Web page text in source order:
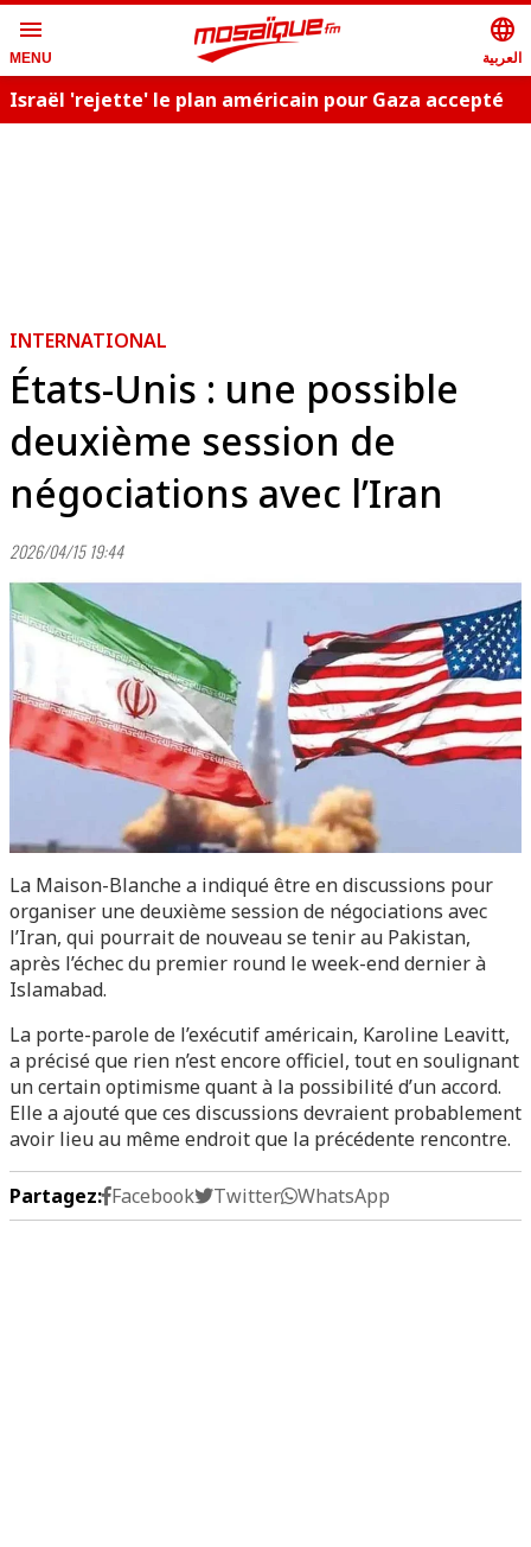
menu
MENU
language
العربية
Israël 'rejette' le plan américain pour Gaza accepté
INTERNATIONAL
États-Unis : une possible
deuxième session de
négociations avec l’Iran
2026/04/15 19:44
La Maison-Blanche a indiqué être en discussions pour
organiser une deuxième session de négociations avec
l’Iran, qui pourrait de nouveau se tenir au Pakistan,
après l’échec du premier round le week-end dernier à
Islamabad.
La porte-parole de l’exécutif américain, Karoline Leavitt,
a précisé que rien n’est encore officiel, tout en soulignant
un certain optimisme quant à la possibilité d’un accord.
Elle a ajouté que ces discussions devraient probablement
avoir lieu au même endroit que la précédente rencontre.
Partagez: Facebook Twitter WhatsApp